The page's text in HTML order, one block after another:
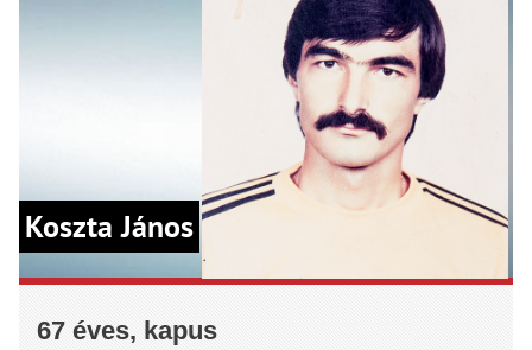
Koszta János
67 éves, kapus